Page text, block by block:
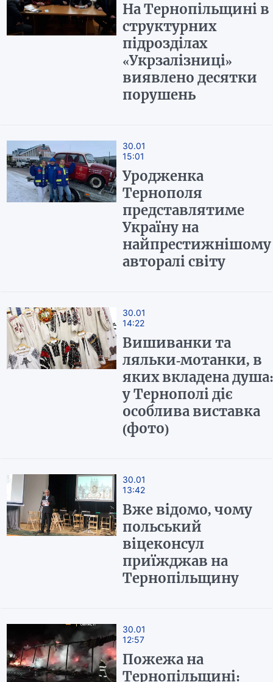
На Тернопільщині в
структурних
підрозділах
«Укрзалізниці»
виявлено десятки
порушень
30.01
15:01
Уродженка
Тернополя
представлятиме
Україну на
найпрестижнішому
авторалі світу
30.01
14:22
Вишиванки та
ляльки-мотанки, в
яких вкладена душа:
у Тернополі діє
особлива виставка
(фото)
30.01
13:42
Вже відомо, чому
польський
віцеконсул
приїжджав на
Тернопільщину
30.01
12:57
Пожежа на
Тернопільщині: